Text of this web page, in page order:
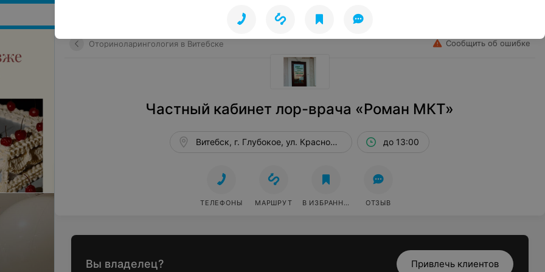
Оториноларингология в Витебске Сообщить об ошибке
Частный кабинет лор-врача «Роман МКТ»
Витебск, г. Глубокое, ул. Красноармейская, 37, эт. 2
до 13:00
ТЕЛЕФОНЫ МАРШРУТ В ИЗБРАННОЕ ОТЗЫВ
Вы владелец? Привлечь клиентов